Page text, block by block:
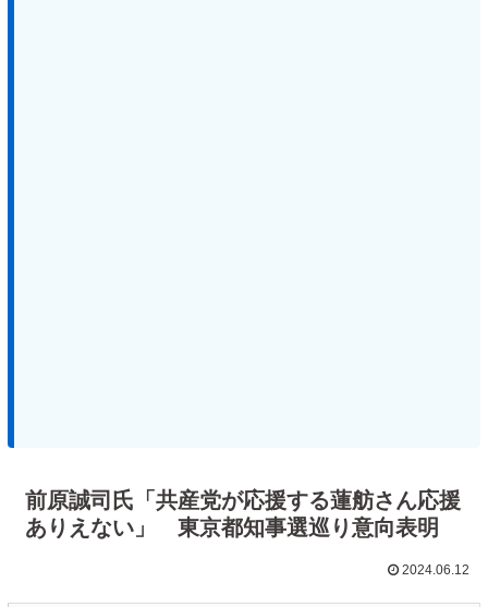
前原誠司氏「共産党が応援する蓮舫さん応援
ありえない」 東京都知事選巡り意向表明
2024.06.12